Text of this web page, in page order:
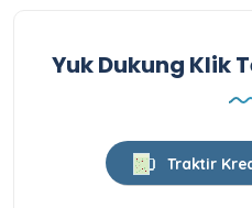
Yuk Dukung Klik
Traktir